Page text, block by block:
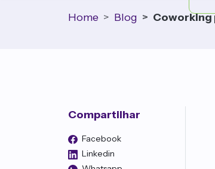
Home Blog Coworking
Compartilhar
Facebook
Linkedin